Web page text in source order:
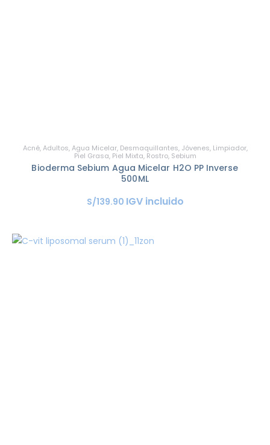
Acné,Adultos,Agua Micelar, Desmaquillantes, Jóvenes, Limpiador,
Piel Grasa, Piel Mixta, Rostro, Sebium
Bioderma Sebium Agua Micelar H2O PP Inverse
500ML
S/139.90 IGV incluido